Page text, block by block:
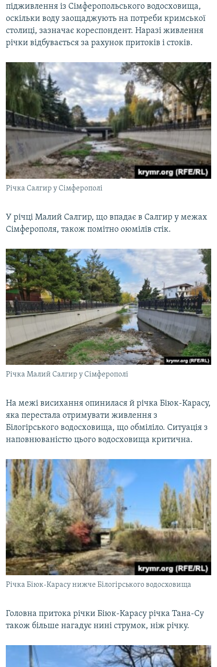
підживлення із Сімферопольського водосховища,
оскільки воду заощаджують на потреби кримської
столиці, зазначає кореспондент. Наразі живлення
річки відбувається за рахунок притоків і стоків.
Річка Салгир у Сімферополі
У річці Малий Салгир, що впадає в Салгир у межах
Сімферополя, також помітно оюмілів стік.
Річка Малий Салгир у Сімферополі
На межі висихання опинилася й річка Біюк-Карасу,
яка перестала отримувати живлення з
Білогірського водосховища, що обміліло. Ситуація з
наповнюваністю цього водосховища критична.
Річка Біюк-Карасу нижче Білогірського водосховища
Головна притока річки Біюк-Карасу річка Тана-Су
також більше нагадує нині струмок, ніж річку.